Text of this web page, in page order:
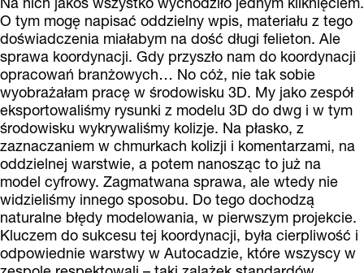
O tym mogę napisać oddzielny wpis, materiału z tego
doświadczenia miałabym na dość długi felieton. Ale
sprawa koordynacji. Gdy przyszło nam do koordynacji
opracowań branżowych… No cóż, nie tak sobie
wyobrażałam pracę w środowisku 3D. My jako zespół
eksportowaliśmy rysunki z modelu 3D do dwg i w tym
środowisku wykrywaliśmy kolizje. Na płasko, z
zaznaczaniem w chmurkach kolizji i komentarzami, na
oddzielnej warstwie, a potem nanosząc to już na
model cyfrowy. Zagmatwana sprawa, ale wtedy nie
widzieliśmy innego sposobu. Do tego dochodzą
naturalne błędy modelowania, w pierwszym projekcie.
Kluczem do sukcesu tej koordynacji, była cierpliwość i
odpowiednie warstwy w Autocadzie, które wszyscy w